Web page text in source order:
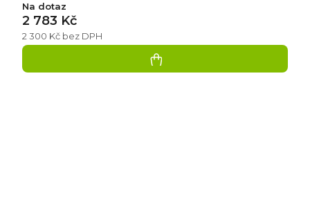
Na dotaz
2 300 Kč bez DPH
2 783 Kč